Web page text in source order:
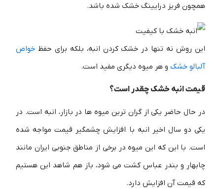
همچون فریز درایینگ خشک شده باشد.
این روش نه تنها در خشک کردن انبه، بلکه برای حفظ خواص
آلبالو خشک و هر میوه دیگری مفید است.
قیمت انبه خشک چقدر است؟
در حال حاضر یکی از گران ترین میوه ها در بازار، انبه است. در
یکی دو سال اخیر انبه با افزایش چشمگیر قیمت مواجه شده
است. با این که این میوه در برخی از مناطق جنوبی ایران مانند
چابهار و بندر عباس کشت می شود، باز هم شاهد این هستیم
که قیمت آن افزایش دارد.